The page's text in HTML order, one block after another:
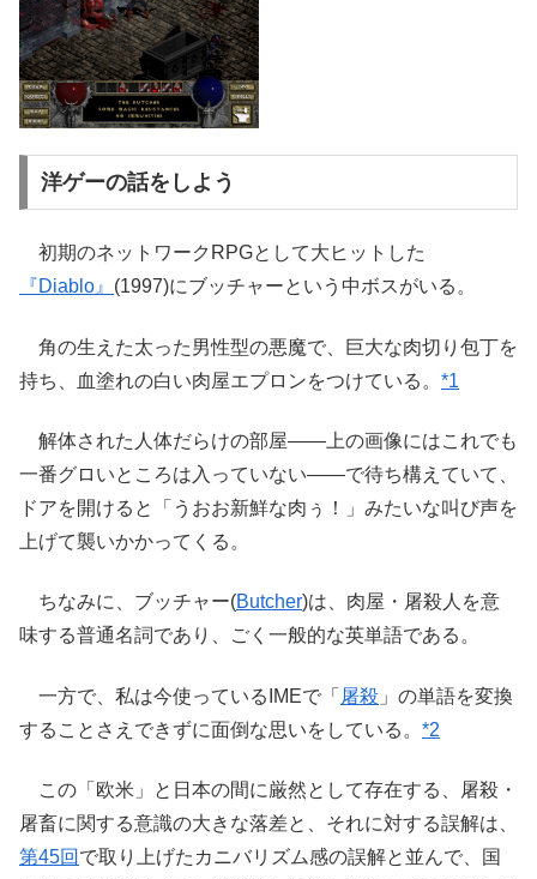
洋ゲーの話をしよう
初期のネットワークRPGとして大ヒットした
『Diablo』 (1997)にブッチャーという中ボスがいる。
角の生えた太った男性型の悪魔で、巨大な肉切り包丁を
持ち、血塗れの白い肉屋エプロンをつけている。 *1
解体された人体だらけの部屋――上の画像にはこれでも
一番グロいところは入っていない――で待ち構えていて、
ドアを開けると「うおお新鮮な肉ぅ！」みたいな叫び声を
上げて襲いかかってくる。
ちなみに、ブッチャー(Butcher)は、肉屋・屠殺人を意
味する普通名詞であり、ごく一般的な英単語である。
一方で、私は今使っているIMEで「 屠殺 」の単語を変換
することさえできずに面倒な思いをしている。 *2
この「欧米」と日本の間に厳然として存在する、屠殺・
屠畜に関する意識の大きな落差と、それに対する誤解は、
第45回 で取り上げたカニバリズム感の誤解と並んで、国